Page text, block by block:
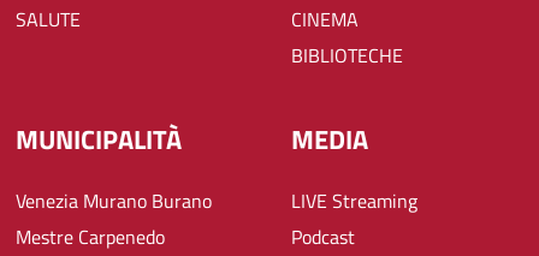
SALUTE
CINEMA
BIBLIOTECHE
MUNICIPALITÀ
Venezia Murano Burano
Mestre Carpenedo
MEDIA
LIVE Streaming
Podcast